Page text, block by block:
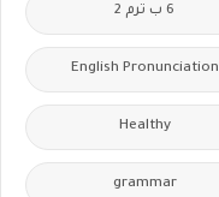
6 ب ترم 2
English Pronunciation
Healthy
grammar